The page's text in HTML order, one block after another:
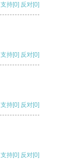
支持[0] 反对[0]
支持[0] 反对[0]
支持[0] 反对[0]
支持[0] 反对[0]